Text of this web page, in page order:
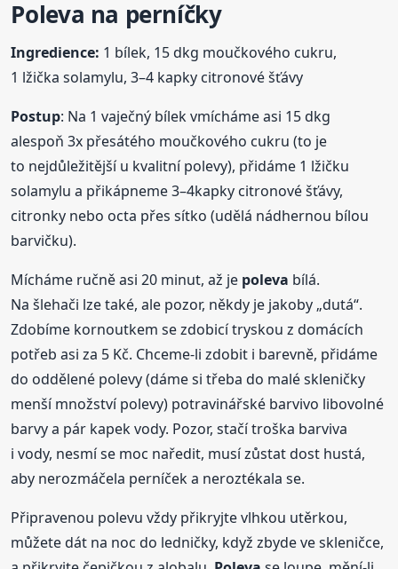
Poleva na perníčky
Ingredience: 1 bílek, 15 dkg moučkového cukru,
1 lžička solamylu, 3–4 kapky citronové šťávy
Postup: Na 1 vaječný bílek vmícháme asi 15 dkg
alespoň 3x přesátého moučkového cukru (to je
to nejdůležitější u kvalitní polevy), přidáme 1 lžičku
solamylu a přikápneme 3–4kapky citronové šťávy,
citronky nebo octa přes sítko (udělá nádhernou bílou
barvičku).
Mícháme ručně asi 20 minut, až je poleva bílá.
Na šlehači lze také, ale pozor, někdy je jakoby „dutá“.
Zdobíme kornoutkem se zdobicí tryskou z domácích
potřeb asi za 5 Kč. Chceme-li zdobit i barevně, přidáme
do oddělené polevy (dáme si třeba do malé skleničky
menší množství polevy) potravinářské barvivo libovolné
barvy a pár kapek vody. Pozor, stačí troška barviva
i vody, nesmí se moc naředit, musí zůstat dost hustá,
aby nerozmáčela perníček a neroztékala se.
Připravenou polevu vždy přikryjte vlhkou utěrkou,
můžete dát na noc do ledničky, když zbyde ve skleničce,